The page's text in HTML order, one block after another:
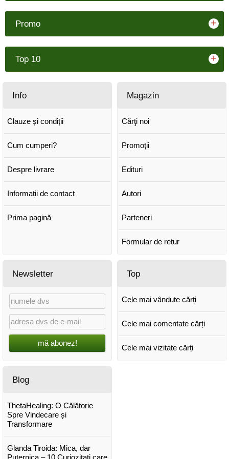
Promo +
Top 10 +
Info
Clauze și condiții
Cum cumperi?
Despre livrare
Informații de contact
Prima pagină
Magazin
Cărţi noi
Promoţii
Edituri
Autori
Parteneri
Formular de retur
Newsletter
mă abonez!
Top
Cele mai vândute cărți
Cele mai comentate cărți
Cele mai vizitate cărți
Blog
ThetaHealing: O Călătorie
Spre Vindecare și
Transformare
Glanda Tiroida: Mica, dar
Puternica – 10 Curiozitati care